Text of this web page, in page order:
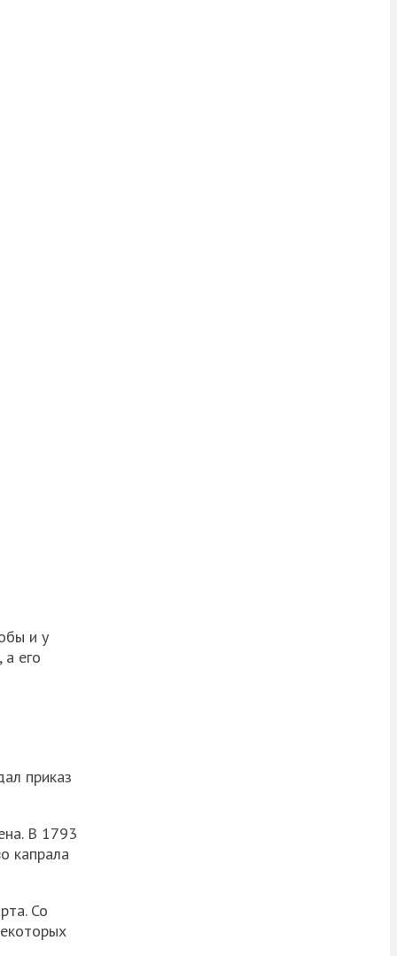
и у
его
приказ
В 1793
капрала
Со